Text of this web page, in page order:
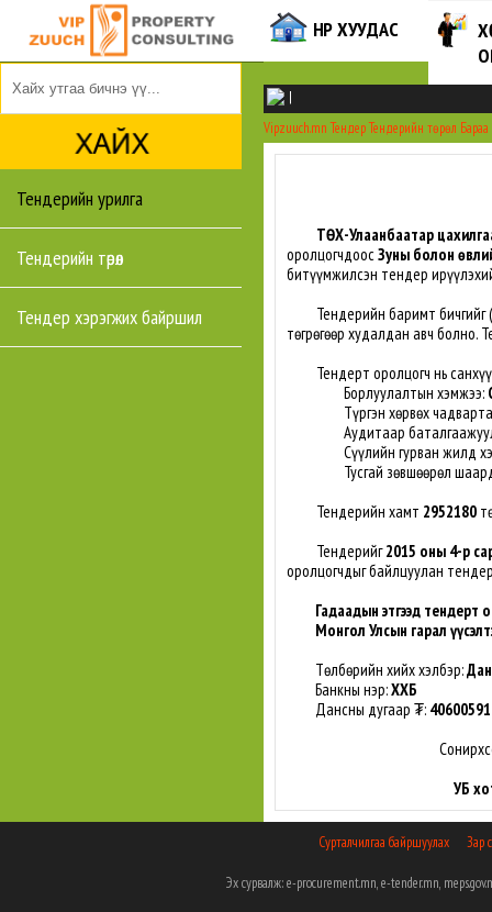
Тендерийн урилга
Тендерийн төрөл
Тендер хэрэгжих байршил
НҮҮР ХУУДАС
|
Vipzuuch.mn ТендерТендерийн төрөл Бараа
ТӨХ-Улаанбаатар
оролцогчдоосЗуны болон
битүүмжилсэн тендер
Тендерийн баримт бичгийг (
төгрөгөөр худалдан авч болно.
Тендерт оролцогч нь
Борлуулалтын хэмжээ:
Түргэн хөрвөх
Аудитаар
Сүүлийн гурван жилд
Тусгай зөвшөөрөл
Тендерийн хамт 2952180
Тендерийг2015 оны 4-р
оролцогчдыг байлцуулан
Гадаадын этгээд тендерт
Монгол Улсын гарал
Төлбөрийн хийх хэлбэр:
Банкны нэр:ХХБ
Дансны дугаар ₮:
УБ
Сурталчилгаа байршуулах Зар
Эх сурвалж: e-procurement.mn, e-tender.mn,